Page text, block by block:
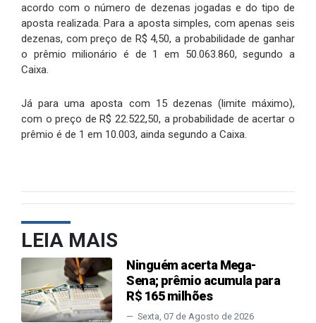
acordo com o número de dezenas jogadas e do tipo de
aposta realizada. Para a aposta simples, com apenas seis
dezenas, com preço de R$ 4,50, a probabilidade de ganhar
o prêmio milionário é de 1 em 50.063.860, segundo a
Caixa.
Já para uma aposta com 15 dezenas (limite máximo),
com o preço de R$ 22.522,50, a probabilidade de acertar o
prêmio é de 1 em 10.003, ainda segundo a Caixa.
LEIA MAIS
Ninguém acerta Mega-
Sena; prêmio acumula para
R$ 165 milhões
Sexta, 07 de Agosto de 2026